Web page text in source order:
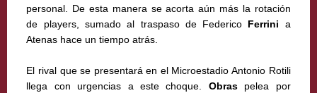
personal. De esta manera se acorta aún más la rotación
de players, sumado al traspaso de Federico Ferrini a
Atenas hace un tiempo atrás.
El rival que se presentará en el Microestadio Antonio Rotili
llega con urgencias a este choque. Obraspelea por